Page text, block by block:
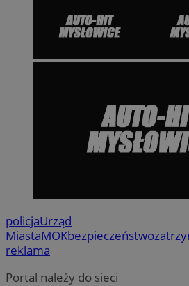
policjaUrząd
MiastaMOKbezpieczeństwo
reklama
Portal należy do sieci